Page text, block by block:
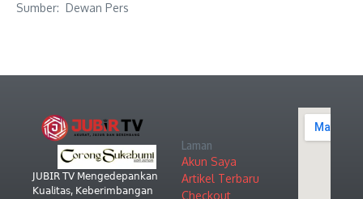
Sumber: Dewan Pers
𝖩𝖴𝖡𝖨𝖱 𝖳𝖵 𝖬𝖾𝗇𝗀𝖾𝖽𝖾𝗉𝖺𝗇𝗄𝖺𝗇
𝖪𝗎𝖺𝗅𝗂𝗍𝖺𝗌, 𝖪𝖾𝖻𝖾𝗋𝗂𝗆𝖻𝖺𝗇𝗀𝖺𝗇
Laman
Akun Saya
Artikel Terbaru
Checkout